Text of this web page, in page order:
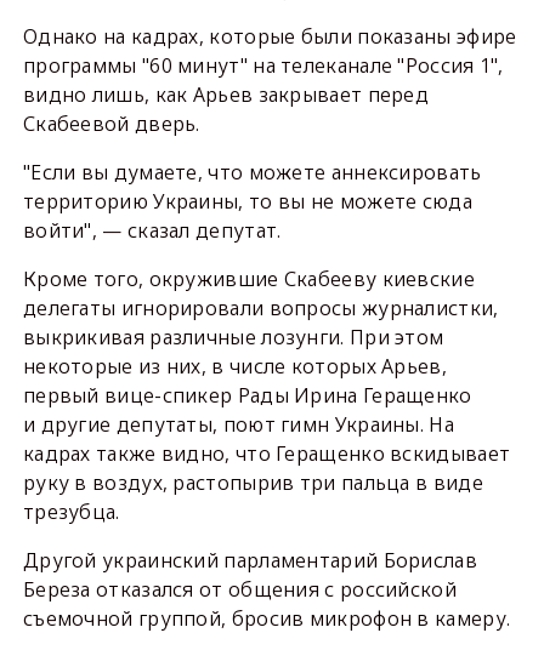
Однако на кадрах, которые были показаны эфире
программы "60 минут" на телеканале "Россия 1",
видно лишь, как Арьев закрывает перед
Скабеевой дверь.
"Если вы думаете, что можете аннексировать
территорию Украины, то вы не можете сюда
войти", — сказал депутат.
Кроме того, окружившие Скабееву киевские
делегаты игнорировали вопросы журналистки,
выкрикивая различные лозунги. При этом
некоторые из них, в числе которых Арьев,
первый вице-спикер Рады Ирина Геращенко
и другие депутаты, поют гимн Украины. На
кадрах также видно, что Геращенко вскидывает
руку в воздух, растопырив три пальца в виде
трезубца.
Другой украинский парламентарий Борислав
Береза отказался от общения с российской
съемочной группой, бросив микрофон в камеру.